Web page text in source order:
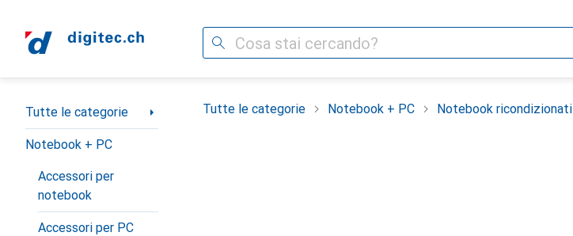
Cerca
Categoria Navigazione
Tutte le categorie
Notebook + PC
Accessori per
notebook
Accessori per PC
Tutte le categorie Notebook + PC Notebook ricondizionati